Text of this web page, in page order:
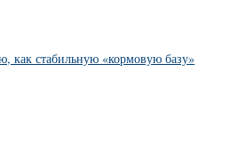
как стабильную «кормовую базу»